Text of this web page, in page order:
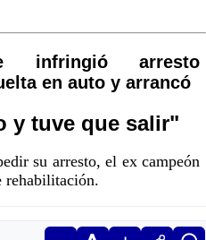
infringió arresto
en auto y arrancó
y tuve que salir"
su arresto, el ex campeón
rehabilitación.